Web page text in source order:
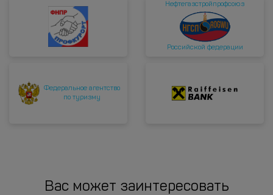
Нефтегазстройпрофсоюз
Российской федерации
Федеральное агентство
по туризму
Вас может заинтересовать